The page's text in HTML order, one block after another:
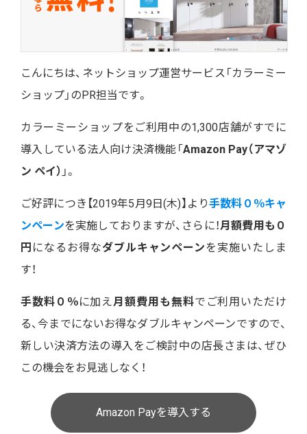
こんにちは、ネットショップ運営サービス「カラーミー
ショップ」のPR担当です。
カラーミーショップをご利用中の1,300店舗がすでに
導入している法人向け決済機能「Amazon Pay（アマゾ
ン ペイ） 」。
ご好評につき【2019年5月9日(木)】より手数料０％キャ
ンペーンを実施しておりますが、さらに！月額費用も０
円 になるお得なダブルキャンペーンを実施いたしま
す！
手数料０％に加え月額費用も無料でご利用いただけ
る、今までにないお得なダブルキャンペーンですので、
新しい決済方法の導入をご検討中の店長さまは、ぜひ
この機会をお見逃しなく！
Amazon Payを導入する